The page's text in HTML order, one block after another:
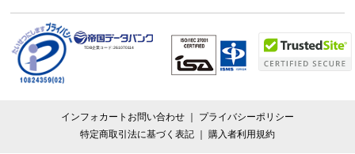
TDB企業コード:261070114
インフォカートお問い合わせ
プライバシーポリシー
特定商取引法に基づく表記
購入者利用規約